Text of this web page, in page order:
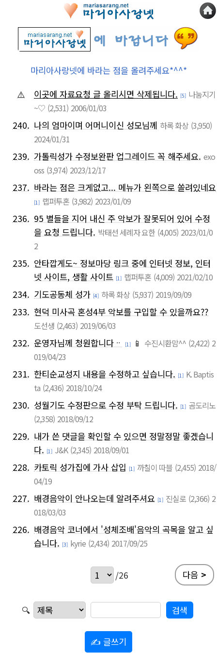
마리아사랑넷에 바라는 점을 올려주세요*^^*
⚠️
이곳에 자료요청 글 올리시면 삭제됩니다. [5] 나눔지기
~♡ (2,531) 2006/01/03
240. 나의 엄마이며 어머니이신 성모님께 하록 화상 (3,950)
2024/01/31
239. 가톨릭성가 수정보완판 업그레이드 꼭 해주세요. exo
oss (3,974) 2023/12/17
237. 바라는 점은 크게없고... 메뉴가 왼쪽으로 쏠려있네요
[1] 랩퍼투혼 (3,982) 2023/01/09
236. 95 별들을 지어 내신 주 악보가 잘못되어 있어 수정
을 요청 드립니다. 박태선 세례자 요한 (4,005) 2023/01/0
2
235. 안타깝게도~ 정보마당 링크 중에 인터넷 정보, 인터
넷 사이트, 생활 사이트 [1] 랩퍼투혼 (4,009) 2021/02/10
234. 기도공동체 성가 [4] 하록 화상 (5,937) 2019/09/09
233. 현덕 미사곡 혼성4부 악보를 구입할 수 있을까요??
도선생 (2,463) 2019/06/03
232. 운영자님께 청원합니다ᆢ [1] 📱 수진시환맘^^ (2,422) 2
019/04/23
231. 한티순교성지 내용을 수정하고 싶습니다. [1] K. Baptis
ta (2,436) 2018/10/24
230. 성월기도 수정판으로 수정 부탁 드립니다. [1] 곰도리노
(2,358) 2018/09/12
229. 내가 쓴 댓글을 확인할 수 있으면 정말정말 좋겠습니
다. [1] J&K (2,345) 2018/09/01
228. 카토릭 성가집에 가사 삽입 [1] 까칠이 따블 (2,455) 2018/
04/19
227. 배경음악이 안나오는데 알려주셔요 [1] 진실로 (2,366) 2
018/03/03
226. 배경음악 코너에서 '성체조배'음악의 곡목을 알고 싶
습니다. [3] kyrie (2,434) 2017/09/25
/26 다음 >
🔍
✍ 글쓰기